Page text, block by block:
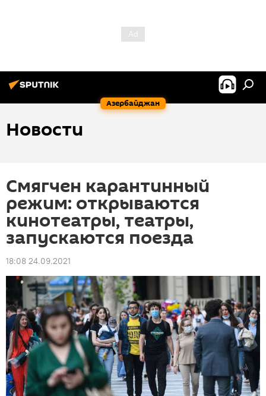
Азербайджан
Новости
Смягчен карантинный
режим: открываются
кинотеатры, театры,
запускаются поезда
18:08 24.09.2021